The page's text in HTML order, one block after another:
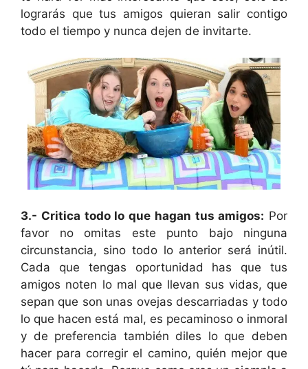
lograrás que tus amigos quieran salir contigo
todo el tiempo y nunca dejen de invitarte.
3.- Critica todo lo que hagan tus amigos: Por
favor no omitas este punto bajo ninguna
circunstancia, sino todo lo anterior será inútil.
Cada que tengas oportunidad has que tus
amigos noten lo mal que llevan sus vidas, que
sepan que son unas ovejas descarriadas y todo
lo que hacen está mal, es pecaminoso o inmoral
y de preferencia también diles lo que deben
hacer para corregir el camino, quién mejor que